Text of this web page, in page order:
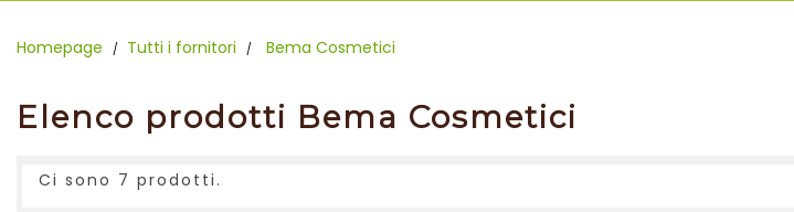
Homepage Tutti i fornitori Bema Cosmetici
Elenco prodotti Bema Cosmetici
Ci sono 7 prodotti.